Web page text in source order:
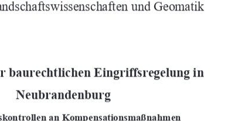
und Geomatik
baurechtlichen Eingriffsregelung in
Neubrandenburg
an Kompensationsmaßnahmen